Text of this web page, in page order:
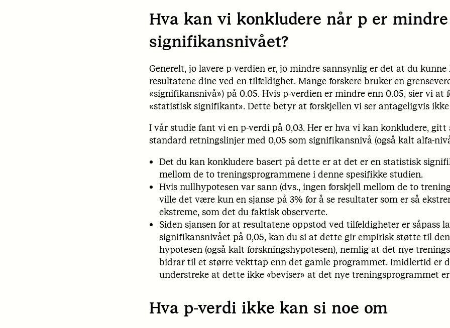
Hva kan vi konkludere når p er
signifikansnivået?
Generelt, jo lavere p-verdien er, jo mindre sannsynlig er det at du
resultatene dine ved en tilfeldighet. Mange forskere bruker en
«signifikansnivå») på 0.05. Hvis p-verdien er mindre enn 0.05, sier vi at
«statistisk signifikant». Dette betyr at forskjellen vi ser antageligvis
I vår studie fant vi en p-verdi på 0,03. Her er hva vi kan konkludere, gitt
standard retningslinjer med 0,05 som signifikansnivå (også kalt alfa-
Det du kan konkludere basert på dette er at det er en statistisk
mellom de to treningsprogrammene i denne spesifikke studien.
Hvis nullhypotesen var sann (dvs., ingen forskjell mellom de to
ville det være kun en sjanse på 3% for å se resultater som er så
ekstreme, som det du faktisk observerte.
Siden sjansen for at resultatene oppstod ved tilfeldigheter er såpass
signifikansnivået på 0,05, kan du si at dette gir empirisk støtte til
hypotesen (også kalt forskningshypotesen), nemlig at det nye
bidrar til et større vekttap enn det gamle programmet. Imidlertid er
understreke at dette ikke «beviser» at det nye treningsprogrammet
Hva p-verdi ikke kan si noe om